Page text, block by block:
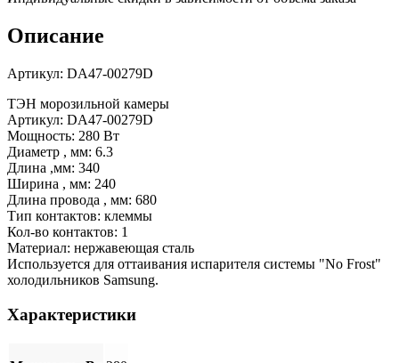
Описание
Артикул: DA47-00279D
ТЭН морозильной камеры
Артикул: DA47-00279D
Мощность: 280 Вт
Диаметр , мм: 6.3
Длина ,мм: 340
Ширина , мм: 240
Длина провода , мм: 680
Тип контактов: клеммы
Кол-во контактов: 1
Материал: нержавеющая сталь
Используется для оттаивания испарителя системы "No Frost"
холодильников Samsung.
Характеристики